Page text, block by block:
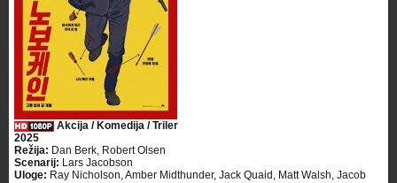
Akcija / Komedija / Triler
2025
Režija: Dan Berk, Robert Olsen
Scenarij: Lars Jacobson
Uloge: Ray Nicholson, Amber Midthunder, Jack Quaid, Matt Walsh, Jacob